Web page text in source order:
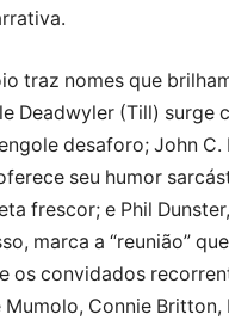
traz nomes que
Deadwyler (Till) surge
desaforo; John C.
seu humor
frescor; e Phil
marca a “reunião”
os convidados
Mumolo, Connie Britton,